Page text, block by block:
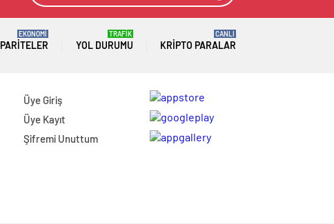
PARITELER
EKONOMİ
YOL DURUMU
TRAFİK
KRIPTO PARALAR
CANLI
Üye Giriş
Üye Kayıt
Şifremi Unuttum